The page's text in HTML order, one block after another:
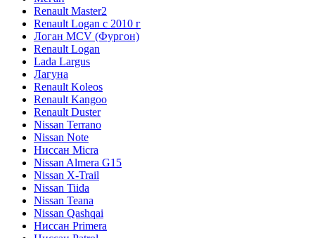
Renault Master2
Renault Logan c 2010 г
Логан МСV (Фургон)
Renault Logan
Lada Largus
Лагуна
Renault Koleos
Renault Kangoo
Renault Duster
Nissan Terrano
Nissan Note
Ниссан Micra
Nissan Almera G15
Nissan X-Trail
Nissan Tiida
Nissan Teana
Nissan Qashqai
Ниссан Primera